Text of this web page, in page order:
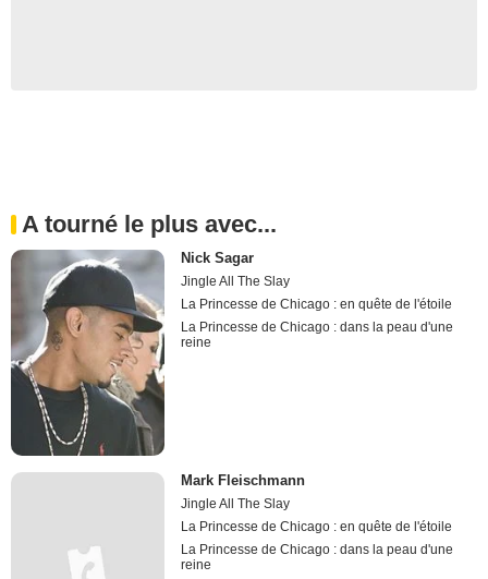
A tourné le plus avec...
Nick Sagar
Jingle All The Slay
La Princesse de Chicago : en quête de l'étoile
La Princesse de Chicago : dans la peau d'une
reine
Mark Fleischmann
Jingle All The Slay
La Princesse de Chicago : en quête de l'étoile
La Princesse de Chicago : dans la peau d'une
reine